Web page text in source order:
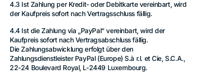
4.3 Ist Zahlung per Kredit- oder Debitkarte vereinbart, wird
der Kaufpreis sofort nach Vertragsschluss fällig.
4.4 Ist die Zahlung via „PayPal“ vereinbart, wird der
Kaufpreis sofort nach Vertragsabschluss fällig.
Die Zahlungsabwicklung erfolgt über den
Zahlungsdienstleister PayPal (Europe) S.à r.l. et Cie, S.C.A.,
22-24 Boulevard Royal, L-2449 Luxembourg.